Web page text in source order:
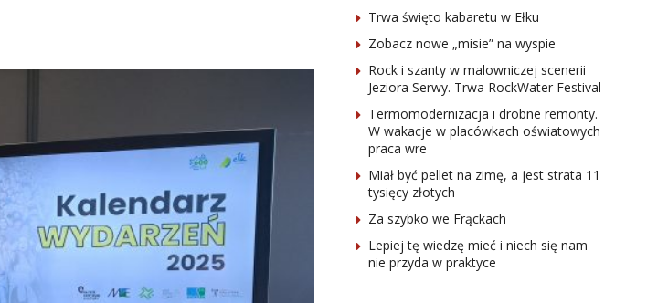
Trwa święto kabaretu w Ełku
Zobacz nowe „misie” na wyspie
Rock i szanty w malowniczej scenerii
Jeziora Serwy. Trwa RockWater Festival
Termomodernizacja i drobne remonty.
W wakacje w placówkach oświatowych
praca wre
Miał być pellet na zimę, a jest strata 11
tysięcy złotych
Za szybko we Frąckach
Lepiej tę wiedzę mieć i niech się nam
nie przyda w praktyce